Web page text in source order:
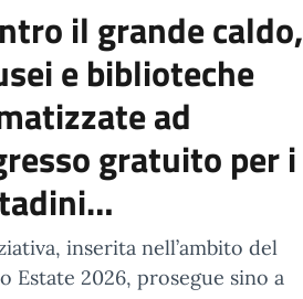
il grande caldo,
e biblioteche
ad
gratuito per i
inserita nell’ambito del
Estate 2026, prosegue sino a